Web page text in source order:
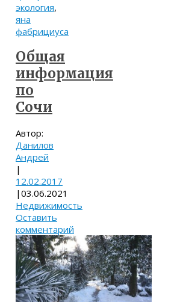
экология,
яна
фабрициуса
Общая
информация
по
Сочи
Автор:
Данилов
Андрей
|
12.02.2017
| 03.06.2021
Недвижимость
Оставить
комментарий